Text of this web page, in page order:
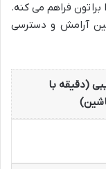
فراهم می کنه.
آرامش و دسترسی
(دقیقه با